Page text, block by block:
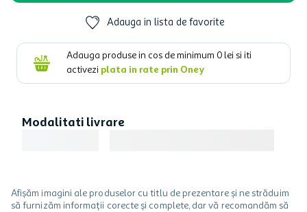
Adauga in lista de favorite
Adauga produse in cos de minimum 0 lei si iti
activezi plata in rate prin Oney
Modalitati livrare
Afișăm imagini ale produselor cu titlu de prezentare și ne străduim
să furnizăm informații corecte și complete, dar vă recomandăm să